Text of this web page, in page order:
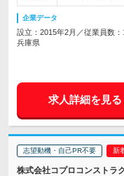
企業データ
設立：2015年2月／従業員数：
兵庫県
求人詳細を見る
志望動機・自己PR不要
株式会社コプロコンストラ